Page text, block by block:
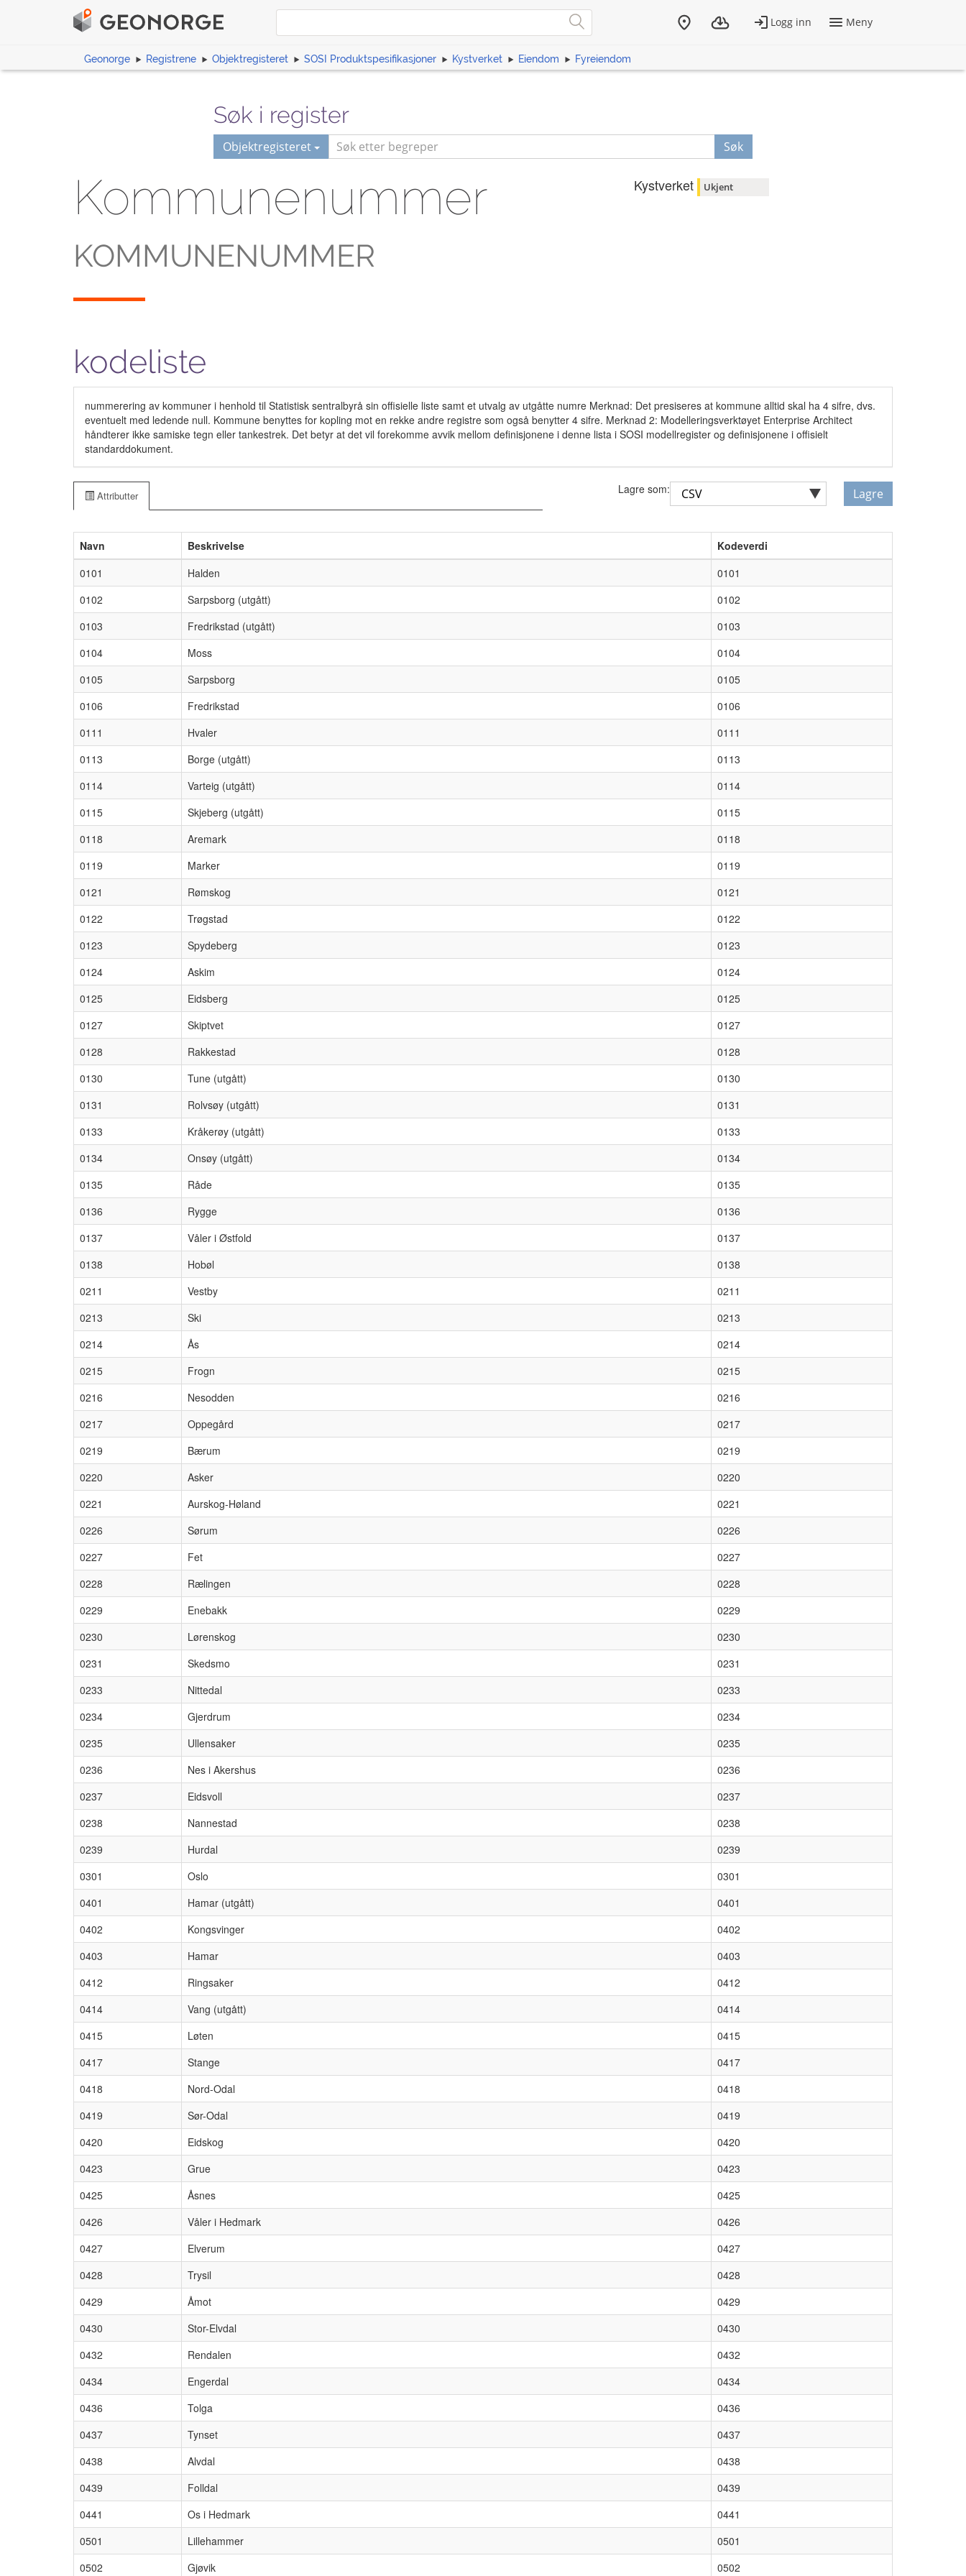
Geonorge Registrene Objektregisteret SOSI Produktspesifikasjoner Kystverket Eiendom Fyreiendom
Søk i register
Objektregisteret Søk
Kommunenummer
KOMMUNENUMMER
kodeliste
Kystverket Ukjent
nummerering av kommuner i henhold til Statistisk sentralbyrå sin offisielle liste samt et utvalg av utgåtte numre Merknad: Det presiseres at kommune alltid skal ha 4 sifre, dvs.
eventuelt med ledende null. Kommune benyttes for kopling mot en rekke andre registre som også benytter 4 sifre. Merknad 2: Modelleringsverktøyet Enterprise Architect
håndterer ikke samiske tegn eller tankestrek. Det betyr at det vil forekomme avvik mellom definisjonene i denne lista i SOSI modellregister og definisjonene i offisielt
standarddokument.
Attributter Lagre som: Lagre
Navn Beskrivelse
Kodeverdi
0101
Halden
0101
0102
Sarpsborg (utgått)
0102
0103
Fredrikstad (utgått)
0103
0104
Moss
0104
0105
Sarpsborg
0105
0106
Fredrikstad
0106
0111
Hvaler
0111
0113
Borge (utgått)
0113
0114
Varteig (utgått)
0114
0115
Skjeberg (utgått)
0115
0118
Aremark
0118
0119
Marker
0119
0121
Rømskog
0121
0122
Trøgstad
0122
0123
Spydeberg
0123
0124
Askim
0124
0125
Eidsberg
0125
0127
Skiptvet
0127
0128
Rakkestad
0128
0130
Tune (utgått)
0130
0131
Rolvsøy (utgått)
0131
0133
Kråkerøy (utgått)
0133
0134
Onsøy (utgått)
0134
0135
Råde
0135
0136
Rygge
0136
0137
Våler i Østfold
0137
0138
Hobøl
0138
0211
Vestby
0211
0213
Ski
0213
0214
Ås
0214
0215
Frogn
0215
0216
Nesodden
0216
0217
Oppegård
0217
0219
Bærum
0219
0220
Asker
0220
0221
Aurskog-Høland
0221
0226
Sørum
0226
0227
Fet
0227
0228
Rælingen
0228
0229
Enebakk
0229
0230
Lørenskog
0230
0231
Skedsmo
0231
0233
Nittedal
0233
0234
Gjerdrum
0234
0235
Ullensaker
0235
0236
Nes i Akershus
0236
0237
Eidsvoll
0237
0238
Nannestad
0238
0239
Hurdal
0239
0301
Oslo
0301
0401
Hamar (utgått)
0401
0402
Kongsvinger
0402
0403
Hamar
0403
0412
Ringsaker
0412
0414
Vang (utgått)
0414
0415
Løten
0415
0417
Stange
0417
0418
Nord-Odal
0418
0419
Sør-Odal
0419
0420
Eidskog
0420
0423
Grue
0423
0425
Åsnes
0425
0426
Våler i Hedmark
0426
0427
Elverum
0427
0428
Trysil
0428
0429
Åmot
0429
0430
Stor-Elvdal
0430
0432
Rendalen
0432
0434
Engerdal
0434
0436
Tolga
0436
0437
Tynset
0437
0438
Alvdal
0438
0439
Folldal
0439
0441
Os i Hedmark
0441
0501
Lillehammer
0501
0502
Gjøvik 0502